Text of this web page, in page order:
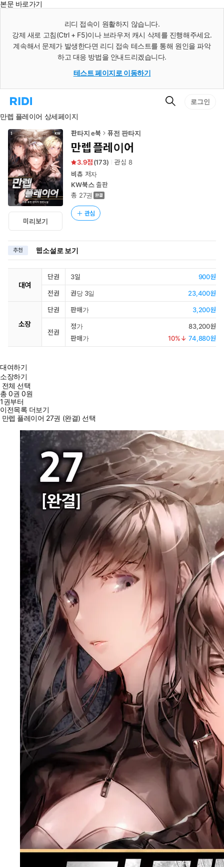
본문 바로가기
리디 접속이 원활하지 않습니다.
강제 새로 고침(Ctrl + F5)이나 브라우저 캐시 삭제를 진행해주세요.
계속해서 문제가 발생한다면 리디 접속 테스트를 통해 원인을 파악
하고 대응 방법을 안내드리겠습니다.
테스트 페이지로 이동하기
리
홈
로
이
동
검
로그인
만렙 플레이어 상세페이지
미리보기
판타지 e북 퓨전 판타지
만렙 플레이어
3.9 (173) 관심 8
비츄 저자
KW북스출판
총 27권
관심
추천 웹소설로 보기
대여
단권 3일 900원
전권 권당 3일 23,400원
소장
단권 판매가 3,200원
전권
정가
83,200원
판매가
10%↓ 74,880원
대여하기
소장하기
전체 선택
총0권 0원
1권부터
이전목록 더보기
만렙 플레이어 27권 (완결) 선택